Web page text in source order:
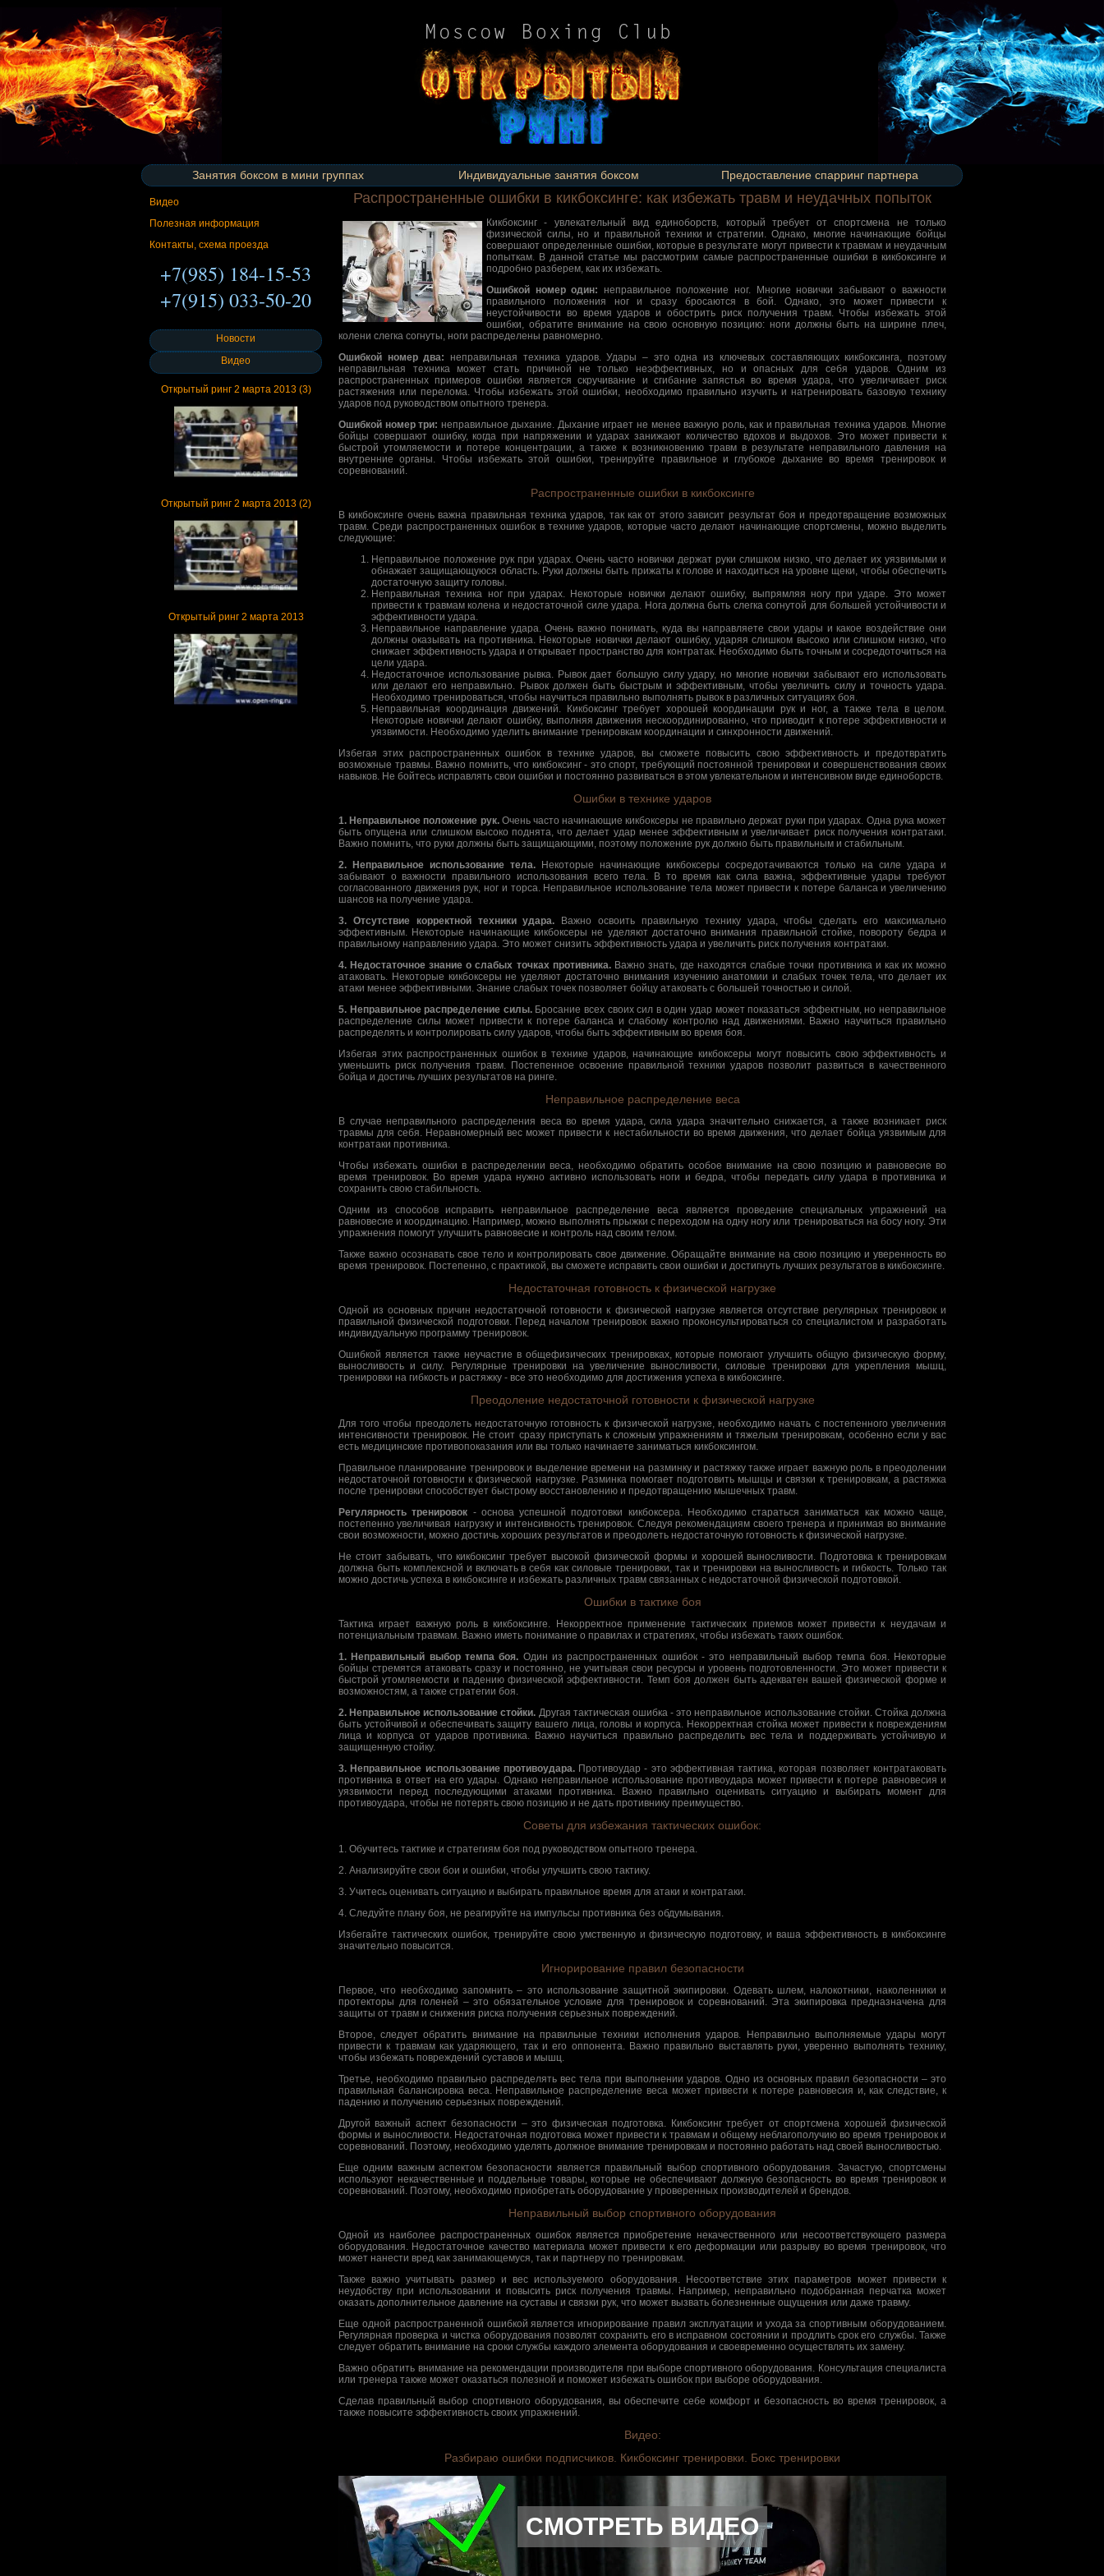
Занятия боксом в мини группах Индивидуальные занятия боксом Предоставление спарринг партнера
Видео
Полезная информация
Контакты, схема проезда
+7(985) 184-15-53
+7(915) 033-50-20
Новости
Видео
Открытый ринг 2 марта 2013 (3)
Открытый ринг 2 марта 2013 (2)
Открытый ринг 2 марта 2013
Распространенные ошибки в кикбоксинге: как избежать травм и неудачных попыток
Кикбоксинг - увлекательный вид единоборств, который требует от спортсмена не только
физической силы, но и правильной техники и стратегии. Однако, многие начинающие бойцы
совершают определенные ошибки, которые в результате могут привести к травмам и неудачным
попыткам. В данной статье мы рассмотрим самые распространенные ошибки в кикбоксинге и
подробно разберем, как их избежать.
Ошибкой номер один: неправильное положение ног. Многие новички забывают о важности
правильного положения ног и сразу бросаются в бой. Однако, это может привести к
неустойчивости во время ударов и обострить риск получения травм. Чтобы избежать этой
ошибки, обратите внимание на свою основную позицию: ноги должны быть на ширине плеч,
колени слегка согнуты, ноги распределены равномерно.
Ошибкой номер два:
неправильная техника ударов. Удары – это одна из ключевых составляющих кикбоксинга, поэтому
неправильная техника может стать причиной не только неэффективных, но и опасных для себя ударов. Одним из
распространенных примеров ошибки является скручивание и сгибание запястья во время удара, что увеличивает риск
растяжения или перелома. Чтобы избежать этой ошибки, необходимо правильно изучить и натренировать базовую технику
ударов под руководством опытного тренера.
Ошибкой номер три: неправильное дыхание. Дыхание играет не менее важную роль, как и правильная техника ударов. Многие
бойцы совершают ошибку, когда при напряжении и ударах занижают количество вдохов и выдохов. Это может привести к
быстрой утомляемости и потере концентрации, а также к возникновению травм в результате неправильного давления на
внутренние органы. Чтобы избежать этой ошибки, тренируйте правильное и глубокое дыхание во время тренировок и
соревнований.
Распространенные ошибки в кикбоксинге
В кикбоксинге очень важна правильная техника ударов, так как от этого зависит результат боя и предотвращение возможных
травм. Среди распространенных ошибок в технике ударов, которые часто делают начинающие спортсмены, можно выделить
следующие:
Неправильное положение рук при ударах. Очень часто новички держат руки слишком низко, что делает их уязвимыми и
обнажает защищающуюся область. Руки должны быть прижаты к голове и находиться на уровне щеки, чтобы обеспечить
достаточную защиту головы.
Неправильная техника ног при ударах. Некоторые новички делают ошибку, выпрямляя ногу при ударе. Это может
привести к травмам колена и недостаточной силе удара. Нога должна быть слегка согнутой для большей устойчивости и
эффективности удара.
Неправильное направление удара. Очень важно понимать, куда вы направляете свои удары и какое воздействие они
должны оказывать на противника. Некоторые новички делают ошибку, ударяя слишком высоко или слишком низко, что
снижает эффективность удара и открывает пространство для контратак. Необходимо быть точным и сосредоточиться на
цели удара.
Недостаточное использование рывка. Рывок дает большую силу удару, но многие новички забывают его использовать
или делают его неправильно. Рывок должен быть быстрым и эффективным, чтобы увеличить силу и точность удара.
Необходимо тренироваться, чтобы научиться правильно выполнять рывок в различных ситуациях боя.
Неправильная координация движений. Кикбоксинг требует хорошей координации рук и ног, а также тела в целом.
Некоторые новички делают ошибку, выполняя движения нескоординированно, что приводит к потере эффективности и
уязвимости. Необходимо уделить внимание тренировкам координации и синхронности движений.
Избегая этих распространенных ошибок в технике ударов, вы сможете повысить свою эффективность и предотвратить
возможные травмы. Важно помнить, что кикбоксинг - это спорт, требующий постоянной тренировки и совершенствования своих
навыков. Не бойтесь исправлять свои ошибки и постоянно развиваться в этом увлекательном и интенсивном виде единоборств.
Ошибки в технике ударов
1. Неправильное положение рук.Очень часто начинающие кикбоксеры не правильно держат руки при ударах. Одна рука может
быть опущена или слишком высоко поднята, что делает удар менее эффективным и увеличивает риск получения контратаки.
Важно помнить, что руки должны быть защищающими, поэтому положение рук должно быть правильным и стабильным.
2. Неправильное использование тела. Некоторые начинающие кикбоксеры сосредотачиваются только на силе удара и
забывают о важности правильного использования всего тела. В то время как сила важна, эффективные удары требуют
согласованного движения рук, ног и торса. Неправильное использование тела может привести к потере баланса и увеличению
шансов на получение удара.
3. Отсутствие корректной техники удара. Важно освоить правильную технику удара, чтобы сделать его максимально
эффективным. Некоторые начинающие кикбоксеры не уделяют достаточно внимания правильной стойке, повороту бедра и
правильному направлению удара. Это может снизить эффективность удара и увеличить риск получения контратаки.
4. Недостаточное знание о слабых точках противника.Важно знать, где находятся слабые точки противника и как их можно
атаковать. Некоторые кикбоксеры не уделяют достаточно внимания изучению анатомии и слабых точек тела, что делает их
атаки менее эффективными. Знание слабых точек позволяет бойцу атаковать с большей точностью и силой.
5. Неправильное распределение силы.Бросание всех своих сил в один удар может показаться эффектным, но неправильное
распределение силы может привести к потере баланса и слабому контролю над движениями. Важно научиться правильно
распределять и контролировать силу ударов, чтобы быть эффективным во время боя.
Избегая этих распространенных ошибок в технике ударов, начинающие кикбоксеры могут повысить свою эффективность и
уменьшить риск получения травм. Постепенное освоение правильной техники ударов позволит развиться в качественного
бойца и достичь лучших результатов на ринге.
Неправильное распределение веса
В случае неправильного распределения веса во время удара, сила удара значительно снижается, а также возникает риск
травмы для себя. Неравномерный вес может привести к нестабильности во время движения, что делает бойца уязвимым для
контратаки противника.
Чтобы избежать ошибки в распределении веса, необходимо обратить особое внимание на свою позицию и равновесие во
время тренировок. Во время удара нужно активно использовать ноги и бедра, чтобы передать силу удара в противника и
сохранить свою стабильность.
Одним из способов исправить неправильное распределение веса является проведение специальных упражнений на
равновесие и координацию. Например, можно выполнять прыжки с переходом на одну ногу или тренироваться на босу ногу. Эти
упражнения помогут улучшить равновесие и контроль над своим телом.
Также важно осознавать свое тело и контролировать свое движение. Обращайте внимание на свою позицию и уверенность во
время тренировок. Постепенно, с практикой, вы сможете исправить свои ошибки и достигнуть лучших результатов в кикбоксинге.
Недостаточная готовность к физической нагрузке
Одной из основных причин недостаточной готовности к физической нагрузке является отсутствие регулярных тренировок и
правильной физической подготовки. Перед началом тренировок важно проконсультироваться со специалистом и разработать
индивидуальную программу тренировок.
Ошибкой является также неучастие в общефизических тренировках, которые помогают улучшить общую физическую форму,
выносливость и силу. Регулярные тренировки на увеличение выносливости, силовые тренировки для укрепления мышц,
тренировки на гибкость и растяжку - все это необходимо для достижения успеха в кикбоксинге.
Преодоление недостаточной готовности к физической нагрузке
Для того чтобы преодолеть недостаточную готовность к физической нагрузке, необходимо начать с постепенного увеличения
интенсивности тренировок. Не стоит сразу приступать к сложным упражнениям и тяжелым тренировкам, особенно если у вас
есть медицинские противопоказания или вы только начинаете заниматься кикбоксингом.
Правильное планирование тренировок и выделение времени на разминку и растяжку также играет важную роль в преодолении
недостаточной готовности к физической нагрузке. Разминка помогает подготовить мышцы и связки к тренировкам, а растяжка
после тренировки способствует быстрому восстановлению и предотвращению мышечных травм.
Регулярность тренировок - основа успешной подготовки кикбоксера. Необходимо стараться заниматься как можно чаще,
постепенно увеличивая нагрузку и интенсивность тренировок. Следуя рекомендациям своего тренера и принимая во внимание
свои возможности, можно достичь хороших результатов и преодолеть недостаточную готовность к физической нагрузке.
Не стоит забывать, что кикбоксинг требует высокой физической формы и хорошей выносливости. Подготовка к тренировкам
должна быть комплексной и включать в себя как силовые тренировки, так и тренировки на выносливость и гибкость. Только так
можно достичь успеха в кикбоксинге и избежать различных травм связанных с недостаточной физической подготовкой.
Ошибки в тактике боя
Тактика играет важную роль в кикбоксинге. Некорректное применение тактических приемов может привести к неудачам и
потенциальным травмам. Важно иметь понимание о правилах и стратегиях, чтобы избежать таких ошибок.
1. Неправильный выбор темпа боя. Один из распространенных ошибок - это неправильный выбор темпа боя. Некоторые
бойцы стремятся атаковать сразу и постоянно, не учитывая свои ресурсы и уровень подготовленности. Это может привести к
быстрой утомляемости и падению физической эффективности. Темп боя должен быть адекватен вашей физической форме и
возможностям, а также стратегии боя.
2. Неправильное использование стойки. Другая тактическая ошибка - это неправильное использование стойки. Стойка должна
быть устойчивой и обеспечивать защиту вашего лица, головы и корпуса. Некорректная стойка может привести к повреждениям
лица и корпуса от ударов противника. Важно научиться правильно распределить вес тела и поддерживать устойчивую и
защищенную стойку.
3. Неправильное использование противоудара.Противоудар - это эффективная тактика, которая позволяет контратаковать
противника в ответ на его удары. Однако неправильное использование противоудара может привести к потере равновесия и
уязвимости перед последующими атаками противника. Важно правильно оценивать ситуацию и выбирать момент для
противоудара, чтобы не потерять свою позицию и не дать противнику преимущество.
Советы для избежания тактических ошибок:
1. Обучитесь тактике и стратегиям боя под руководством опытного тренера.
2. Анализируйте свои бои и ошибки, чтобы улучшить свою тактику.
3. Учитесь оценивать ситуацию и выбирать правильное время для атаки и контратаки.
4. Следуйте плану боя, не реагируйте на импульсы противника без обдумывания.
Избегайте тактических ошибок, тренируйте свою умственную и физическую подготовку, и ваша эффективность в кикбоксинге
значительно повысится.
Игнорирование правил безопасности
Первое, что необходимо запомнить – это использование защитной экипировки. Одевать шлем, налокотники, наколенники и
протекторы для голеней – это обязательное условие для тренировок и соревнований. Эта экипировка предназначена для
защиты от травм и снижения риска получения серьезных повреждений.
Второе, следует обратить внимание на правильные техники исполнения ударов. Неправильно выполняемые удары могут
привести к травмам как ударяющего, так и его оппонента. Важно правильно выставлять руки, уверенно выполнять технику,
чтобы избежать повреждений суставов и мышц.
Третье, необходимо правильно распределять вес тела при выполнении ударов. Одно из основных правил безопасности – это
правильная балансировка веса. Неправильное распределение веса может привести к потере равновесия и, как следствие, к
падению и получению серьезных повреждений.
Другой важный аспект безопасности – это физическая подготовка. Кикбоксинг требует от спортсмена хорошей физической
формы и выносливости. Недостаточная подготовка может привести к травмам и общему неблагополучию во время тренировок и
соревнований. Поэтому, необходимо уделять должное внимание тренировкам и постоянно работать над своей выносливостью.
Еще одним важным аспектом безопасности является правильный выбор спортивного оборудования. Зачастую, спортсмены
используют некачественные и поддельные товары, которые не обеспечивают должную безопасность во время тренировок и
соревнований. Поэтому, необходимо приобретать оборудование у проверенных производителей и брендов.
Неправильный выбор спортивного оборудования
Одной из наиболее распространенных ошибок является приобретение некачественного или несоответствующего размера
оборудования. Недостаточное качество материала может привести к его деформации или разрыву во время тренировок, что
может нанести вред как занимающемуся, так и партнеру по тренировкам.
Также важно учитывать размер и вес используемого оборудования. Несоответствие этих параметров может привести к
неудобству при использовании и повысить риск получения травмы. Например, неправильно подобранная перчатка может
оказать дополнительное давление на суставы и связки рук, что может вызвать болезненные ощущения или даже травму.
Еще одной распространенной ошибкой является игнорирование правил эксплуатации и ухода за спортивным оборудованием.
Регулярная проверка и чистка оборудования позволят сохранить его в исправном состоянии и продлить срок его службы. Также
следует обратить внимание на сроки службы каждого элемента оборудования и своевременно осуществлять их замену.
Важно обратить внимание на рекомендации производителя при выборе спортивного оборудования. Консультация специалиста
или тренера также может оказаться полезной и поможет избежать ошибок при выборе оборудования.
Сделав правильный выбор спортивного оборудования, вы обеспечите себе комфорт и безопасность во время тренировок, а
также повысите эффективность своих упражнений.
Видео:
Разбираю ошибки подписчиков. Кикбоксинг тренировки. Бокс тренировки
СМОТРЕТЬ ВИДЕО